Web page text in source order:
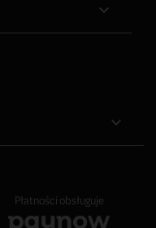


Płatności obsługuje